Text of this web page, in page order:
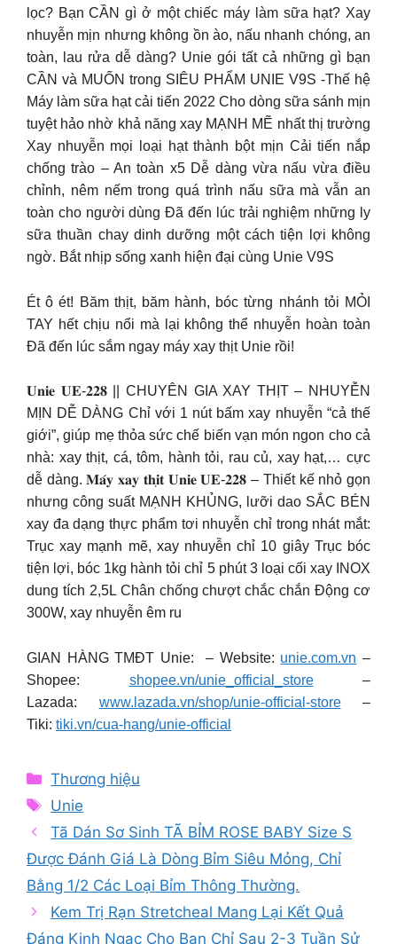
lọc? Bạn CẦN gì ở một chiếc máy làm sữa hạt? Xay
nhuyễn mịn nhưng không ồn ào, nấu nhanh chóng, an
toàn, lau rửa dễ dàng? Unie gói tất cả những gì bạn
CẦN và MUỐN trong SIÊU PHẨM UNIE V9S -Thế hệ
Máy làm sữa hạt cải tiến 2022 Cho dòng sữa sánh mịn
tuyệt hảo nhờ khả năng xay MẠNH MẼ nhất thị trường
Xay nhuyễn mọi loại hạt thành bột mịn Cải tiến nắp
chống trào – An toàn x5 Dễ dàng vừa nấu vừa điều
chỉnh, nêm nếm trong quá trình nấu sữa mà vẫn an
toàn cho người dùng Đã đến lúc trải nghiệm những ly
sữa thuần chay dinh dưỡng một cách tiện lợi không
ngờ. Bắt nhịp sống xanh hiện đại cùng Unie V9S
Ét ô ét! Băm thịt, băm hành, bóc từng nhánh tỏi MỎI
TAY hết chịu nổi mà lại không thể nhuyễn hoàn toàn
Đã đến lúc sắm ngay máy xay thịt Unie rồi!
𝐔𝐧𝐢𝐞 𝐔𝐄-𝟐𝟐𝟖 || CHUYÊN GIA XAY THỊT – NHUYỄN
MỊN DỄ DÀNG Chỉ với 1 nút bấm xay nhuyễn “cả thế
giới”, giúp mẹ thỏa sức chế biến vạn món ngon cho cả
nhà: xay thịt, cá, tôm, hành tỏi, rau củ, xay hạt,… cực
dễ dàng. 𝐌𝐚́𝐲 𝐱𝐚𝐲 𝐭𝐡𝐢̣𝐭 𝐔𝐧𝐢𝐞 𝐔𝐄-𝟐𝟐𝟖 – Thiết kế nhỏ gọn
nhưng công suất MẠNH KHỦNG, lưỡi dao SẮC BÉN
xay đa dạng thực phẩm tơi nhuyễn chỉ trong nhát mắt:
Trục xay mạnh mẽ, xay nhuyễn chỉ 10 giây Trục bóc
tiện lợi, bóc 1kg hành tỏi chỉ 5 phút 3 loại cối xay INOX
dung tích 2,5L Chân chống chượt chắc chắn Động cơ
300W, xay nhuyễn êm ru
GIAN HÀNG TMĐT Unie: – Website: unie.com.vn –
Shopee: shopee.vn/unie_official_store–
Lazada: www.lazada.vn/shop/unie-official-store–
Tiki: tiki.vn/cua-hang/unie-official
Categories
Thương hiệu
Tags
Unie
Tã Dán Sơ Sinh TÃ BỈM ROSE BABY Size S
Được Đánh Giá Là Dòng Bỉm Siêu Mỏng, Chỉ
Bằng 1/2 Các Loại Bỉm Thông Thường.
Kem Trị Rạn Stretcheal Mang Lại Kết Quả
Đáng Kinh Ngạc Cho Bạn Chỉ Sau 2-3 Tuần Sử